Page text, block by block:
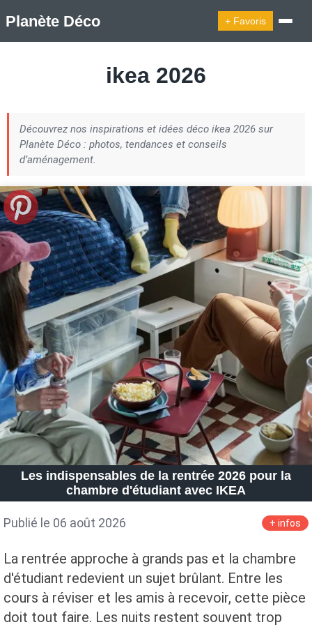
Planète Déco + Favoris
Appartement Design
Design Suédois En Quelques Photos
Maison En Ville
Méli-Mélo Suédois
Publi Reportage
Tendance
Interieurs Scandinaves
La Décoration Selon Votre Signe Astrologique
Les Trouvailles Déco Du Jour
Loft
Maison Appartement Écologique
Maison Container/container House
Maison D'hôtes
Maison Et Appartement Vintage
On Décode La Déco
Petite Surface
Piscine Question De Style
Renovation
Revue De Week End
Tiny House
ikea 2026
Découvrez nos inspirations et idées déco ikea 2026 sur
Planète Déco : photos, tendances et conseils
d’aménagement.
Les indispensables de la rentrée 2026 pour la
chambre d'étudiant avec IKEA
Publié le 06 août 2026 + infos
La rentrée approche à grands pas et la chambre
d'étudiant redevient un sujet brûlant. Entre les
cours à réviser et les amis à recevoir, cette pièce
doit tout faire. Les nuits restent souvent trop